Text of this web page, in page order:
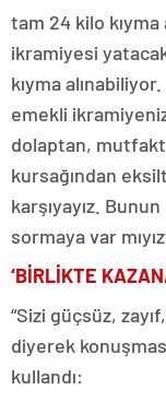
tam 24 kilo
ikramiyesi
kıyma
emekli
dolaptan,
kursağından
karşıyayız.
sormaya var
‘BİRLİKTE
“Sizi güçsüz,
diyerek
kullandı: